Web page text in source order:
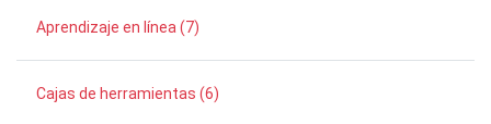
Aprendizaje en línea (7)
Cajas de herramientas (6)